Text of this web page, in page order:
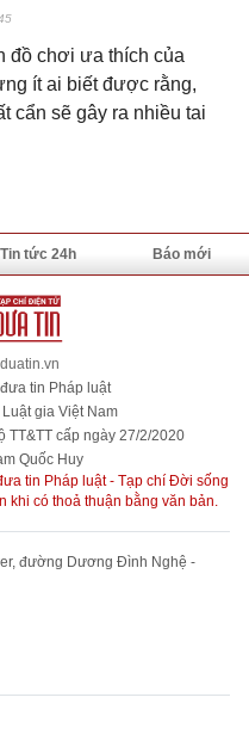
đồ chơi ưa thích của
ít ai biết được rằng,
cẩn sẽ gây ra nhiều tai
Tin tức 24h Báo mới
tin Pháp luật
gia Việt Nam
TT&TT cấp ngày 27/2/2020
Quốc Huy
tin Pháp luật - Tạp chí Đời sống
khi có thoả thuận bằng văn bản.
đường Dương Đình Nghệ -